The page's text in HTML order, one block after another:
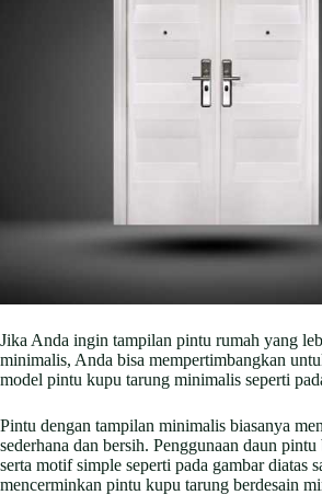
Jika Anda ingin tampilan pintu rumah yang
minimalis, Anda bisa mempertimbangkan
model pintu kupu tarung minimalis seperti
Pintu dengan tampilan minimalis biasanya
sederhana dan bersih. Penggunaan daun
serta motif simple seperti pada gambar diatas
mencerminkan pintu kupu tarung berdesain